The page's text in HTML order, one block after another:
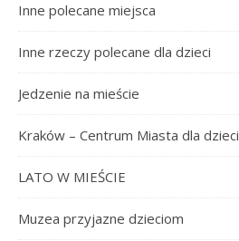
Inne polecane miejsca
Inne rzeczy polecane dla dzieci
Jedzenie na mieście
Kraków – Centrum Miasta dla dzieci
LATO W MIEŚCIE
Muzea przyjazne dzieciom